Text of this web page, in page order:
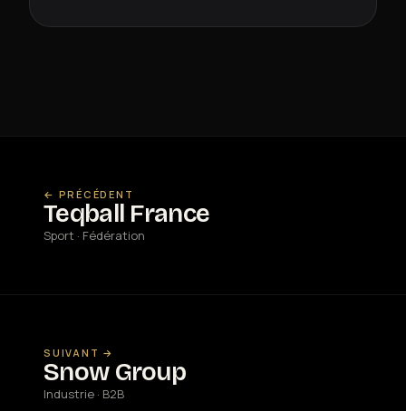
← PRÉCÉDENT
Teqball France
Sport · Fédération
SUIVANT →
Snow Group
Industrie · B2B